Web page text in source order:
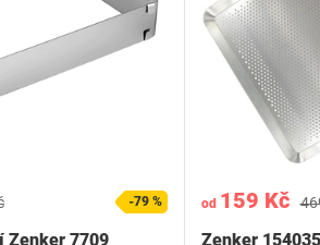
-79 %
Zenker 7709
od 159 Kč
Zenker